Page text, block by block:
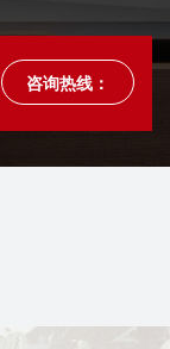
咨询热线：